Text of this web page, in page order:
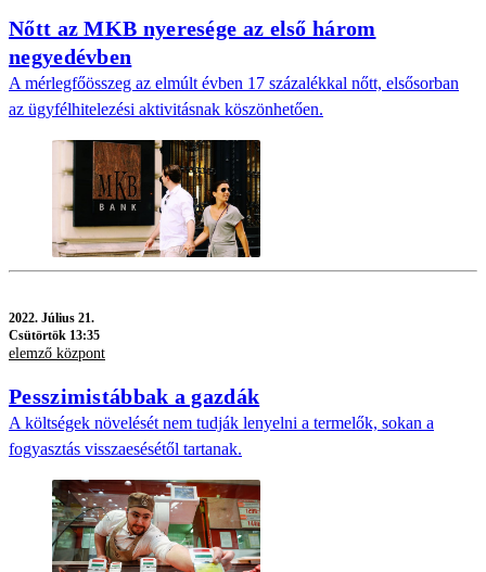
Nőtt az MKB nyeresége az első három
negyedévben
A mérlegfőösszeg az elmúlt évben 17 százalékkal nőtt, elsősorban
az ügyfélhitelezési aktivitásnak köszönhetően.
2022. Július 21.
Csütörtök 13:35
elemző központ
Pesszimistábbak a gazdák
A költségek növelését nem tudják lenyelni a termelők, sokan a
fogyasztás visszaesésétől tartanak.